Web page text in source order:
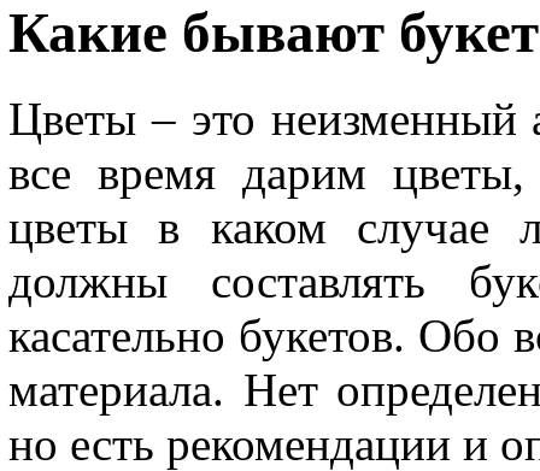
Какие бывают
Цветы – это неизменный
все время дарим
цветы в каком случае
должны составлять
касательно букетов. Обо
материала. Нет
но есть рекомендации и